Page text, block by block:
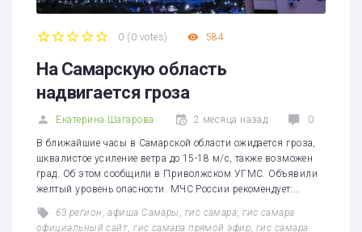
0 ( 0 votes) 584
На Самарскую область
надвигается гроза
Екатерина Шагарова 2 месяца назад 0
В ближайшие часы в Самарской области ожидается гроза,
шквалистое усиление ветра до 15-18 м/с, также возможен
град. Об этом сообщили в Приволжском УГМС. Объявили
желтый уровень опасности. МЧС России рекомендует:…
63 регион ,афиша Самары , гис самара,гис самара
официальный сайт,гис самара прямой эфир, гис самара